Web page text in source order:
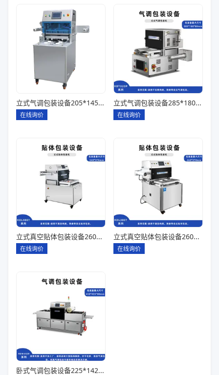
立式气调包装设备205*145*85一出四
在线询价
立式气调包装设备285*180*80一出一
在线询价
立式真空贴体包装设备260*180一出四
在线询价
立式真空贴体包装设备260*180一出二
在线询价
卧式气调包装设备225*142*80一出六